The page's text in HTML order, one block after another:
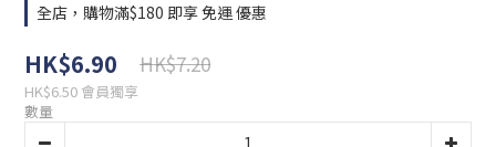
全店，購物滿$180 即享 免運 優惠
HK$6.90 HK$7.20
HK$6.50 會員獨享
數量